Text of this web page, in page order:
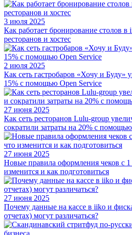
3 июля 2025
Как работает бронирование столов в
ресторанов и хостес
2 июля 2025
Как сеть гастробаров «Хочу и Буду»
15% с помощью Open Service
27 июня 2025
Как сеть ресторанов Lulu-group
сократили затраты на 20% с
27 июня 2025
Новые правила оформления чеков с 1
изменится и как подготовиться
27 июня 2025
Почему данные на кассе в iiko и
отчетах) могут различаться?